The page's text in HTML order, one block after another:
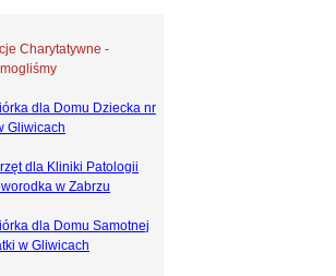
Charytatywne -
dla Domu Dziecka nr
Gliwicach
dla Kliniki Patologii
w Zabrzu
dla Domu Samotnej
w Gliwicach